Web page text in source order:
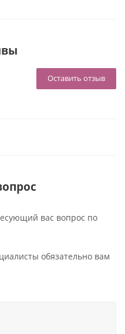
Оставить отзыв
вас вопрос по
обязательно вам